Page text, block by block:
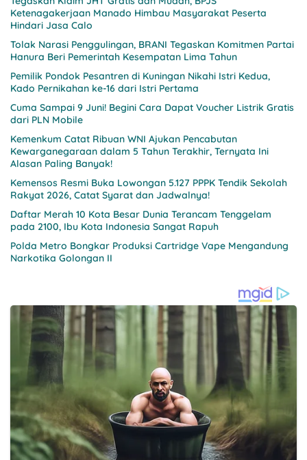
Ketenagakerjaan Manado Himbau Masyarakat Peserta
Hindari Jasa Calo
Tolak Narasi Penggulingan, BRANI Tegaskan Komitmen Partai
Hanura Beri Pemerintah Kesempatan Lima Tahun
Pemilik Pondok Pesantren di Kuningan Nikahi Istri Kedua,
Kado Pernikahan ke-16 dari Istri Pertama
Cuma Sampai 9 Juni! Begini Cara Dapat Voucher Listrik Gratis
dari PLN Mobile
Kemenkum Catat Ribuan WNI Ajukan Pencabutan
Kewarganegaraan dalam 5 Tahun Terakhir, Ternyata Ini
Alasan Paling Banyak!
Kemensos Resmi Buka Lowongan 5.127 PPPK Tendik Sekolah
Rakyat 2026, Catat Syarat dan Jadwalnya!
Daftar Merah 10 Kota Besar Dunia Terancam Tenggelam
pada 2100, Ibu Kota Indonesia Sangat Rapuh
Polda Metro Bongkar Produksi Cartridge Vape Mengandung
Narkotika Golongan II